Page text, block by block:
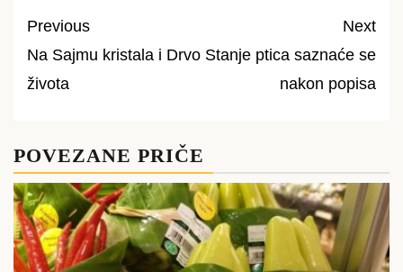
Post
navigation
Previous
Na Sajmu kristala i Drvo
života
Next
Stanje ptica saznaće se
nakon popisa
POVEZANE PRIČE